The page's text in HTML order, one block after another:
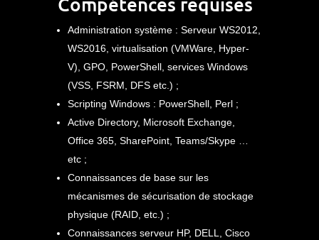
Administration système : Serveur WS2012,
WS2016, virtualisation (VMWare, Hyper-
V), GPO, PowerShell, services Windows
(VSS, FSRM, DFS etc.) ;
Scripting Windows : PowerShell, Perl ;
Active Directory, Microsoft Exchange,
Office 365, SharePoint, Teams/Skype …
etc ;
Connaissances de base sur les
mécanismes de sécurisation de stockage
physique (RAID, etc.) ;
Connaissances serveur HP, DELL, Cisco